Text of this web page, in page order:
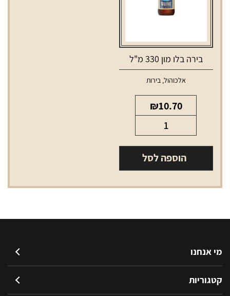
בירה בלו מון 330 מ"ל
אלכוהול,בירות
₪10.70
של
בירה
בלו
הוספה לסל
מי אנחנו
קטגוריות